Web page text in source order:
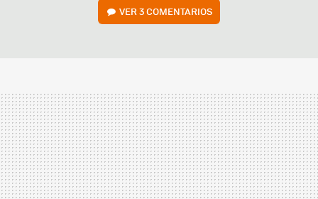
VER3 COMENTARIOS